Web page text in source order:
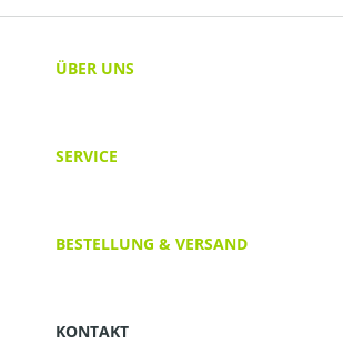
ÜBER UNS
SERVICE
BESTELLUNG & VERSAND
KONTAKT